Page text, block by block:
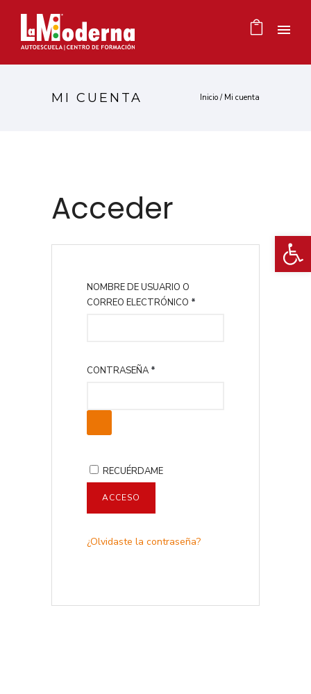
MI CUENTA Inicio / Mi cuenta
Acceder
NOMBRE DE USUARIO O
CORREO ELECTRÓNICO *
CONTRASEÑA *
O
RECUÉRDAME
ACCESO
¿Olvidaste la contraseña?